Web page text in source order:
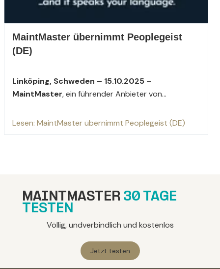
MaintMaster übernimmt Peoplegeist
(DE)
Linköping, Schweden – 15.10.2025 –
MaintMaster, ein führender Anbieter von...
Lesen: MaintMaster übernimmt Peoplegeist (DE)
MAINTMASTER 30 TAGE
TESTEN
Völlig, undverbindlich und kostenlos
Jetzt testen